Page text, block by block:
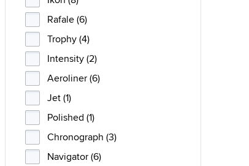
Rafale (6)
Trophy (4)
Intensity (2)
Aeroliner (6)
Jet (1)
Polished (1)
Chronograph (3)
Navigator (6)